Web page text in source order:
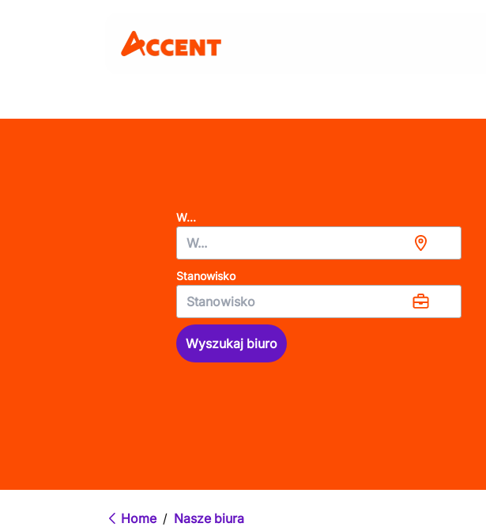
W...
Stanowisko
Wyszukaj biuro
Home / Nasze biura